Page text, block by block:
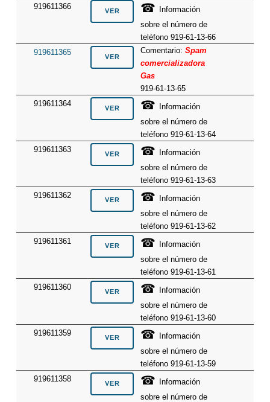
919611366
☎
Información
sobre el número de
teléfono 919-61-13-66
919611365
Comentario:Spam
comercializadora
Gas
919-61-13-65
919611364
☎
Información
sobre el número de
teléfono 919-61-13-64
919611363
☎
Información
sobre el número de
teléfono 919-61-13-63
919611362
☎
Información
sobre el número de
teléfono 919-61-13-62
919611361
☎
Información
sobre el número de
teléfono 919-61-13-61
919611360
☎
Información
sobre el número de
teléfono 919-61-13-60
919611359
☎
Información
sobre el número de
teléfono 919-61-13-59
919611358
☎
Información
sobre el número de